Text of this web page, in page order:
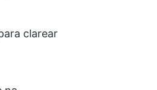
clarear